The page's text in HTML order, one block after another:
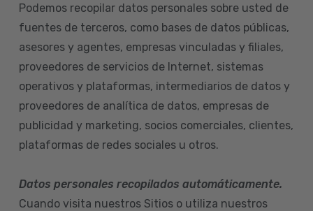
Podemos recopilar datos personales sobre usted de
fuentes de terceros, como bases de datos públicas,
asesores y agentes, empresas vinculadas y filiales,
proveedores de servicios de Internet, sistemas
operativos y plataformas, intermediarios de datos y
proveedores de analítica de datos, empresas de
publicidad y marketing, socios comerciales, clientes,
plataformas de redes sociales u otros.
Datos personales recopilados automáticamente.
Cuando visita nuestros Sitios o utiliza nuestros